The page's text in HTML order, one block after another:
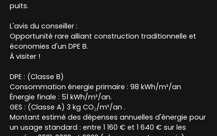
puits.
L'avis du conseiller :
Opportunité rare alliant construction traditionnelle et
économies d'un DPE B.
À visiter !
DPE : (Classe B)
Consommation énergie primaire : 98 kWh/m²/an
Énergie finale : 51 kWh/m²/an.
GES : (Classe A) 3 kg CO₂/m²/an .
Montant estimé des dépenses annuelles d'énergie pour
un usage standard : entre 1 160 € et 1 640 € sur les